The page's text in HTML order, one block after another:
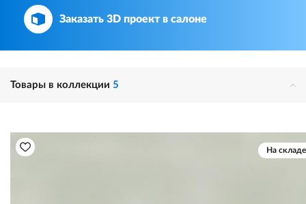
Заказать 3D проект в салоне
Товары в коллекции 5
На складе